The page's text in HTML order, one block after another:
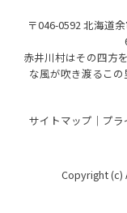
〒046-0592 北海道
赤井川村はその四方
な風が吹き渡るこ
サイトマップ
プラ
Copyright (c)